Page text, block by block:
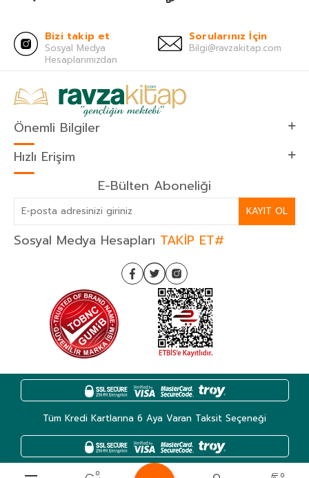
0 0
Bizi takip et
Sosyal Medya
Hesaplarımızdan
Sorularınız İçin
Bilgi@ravzakitap.com
Önemli Bilgiler
Hızlı Erişim
E-Bülten Aboneliği
KAYIT OL
Sosyal Medya Hesapları TAKİP ET#
Tüm Kredi Kartlarına 6 Aya Varan Taksit Seçeneği